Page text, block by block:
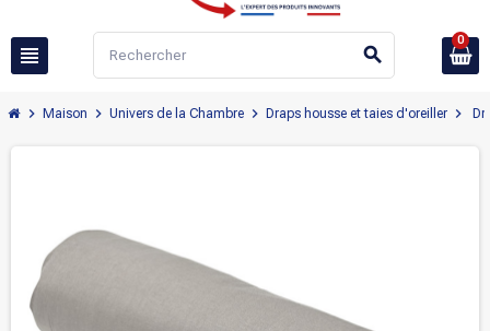
view_headline search
0
chevron_right Maison chevron_right Univers de la Chambre chevron_right Draps housse et taies d'oreiller chevron_right